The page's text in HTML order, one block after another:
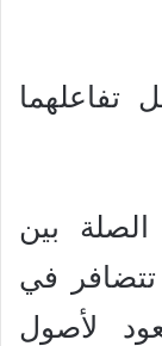
تفاعلهما
بين
في
لأصول